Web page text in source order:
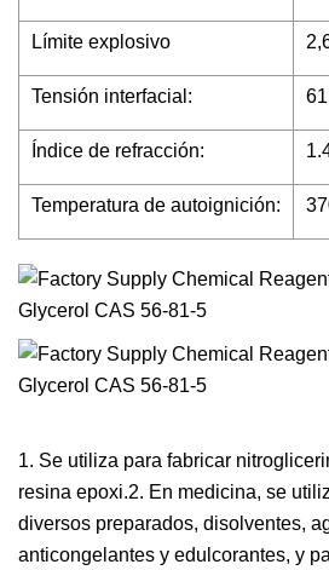
Límite explosivo
Tensión interfacial:
Índice de refracción:
Temperatura de autoignición:
1. Se utiliza para fabricar
resina epoxi.2. En medicina, se
diversos preparados, disolventes,
anticongelantes y edulcorantes, y